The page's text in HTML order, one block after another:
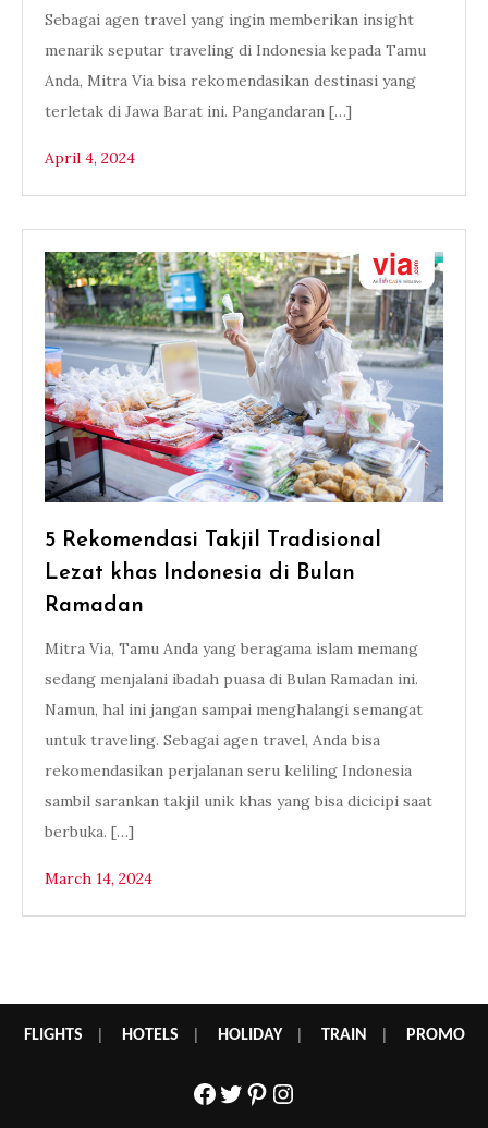
Sebagai agen travel yang ingin memberikan insight
menarik seputar traveling di Indonesia kepada Tamu
Anda, Mitra Via bisa rekomendasikan destinasi yang
terletak di Jawa Barat ini. Pangandaran […]
April 4, 2024
5 Rekomendasi Takjil Tradisional
Lezat khas Indonesia di Bulan
Ramadan
Mitra Via, Tamu Anda yang beragama islam memang
sedang menjalani ibadah puasa di Bulan Ramadan ini.
Namun, hal ini jangan sampai menghalangi semangat
untuk traveling. Sebagai agen travel, Anda bisa
rekomendasikan perjalanan seru keliling Indonesia
sambil sarankan takjil unik khas yang bisa dicicipi saat
berbuka. […]
March 14, 2024
FLIGHTS HOTELS HOLIDAY| TRAIN PROMO
Facebook
Twitter
Pinterest
Instagram